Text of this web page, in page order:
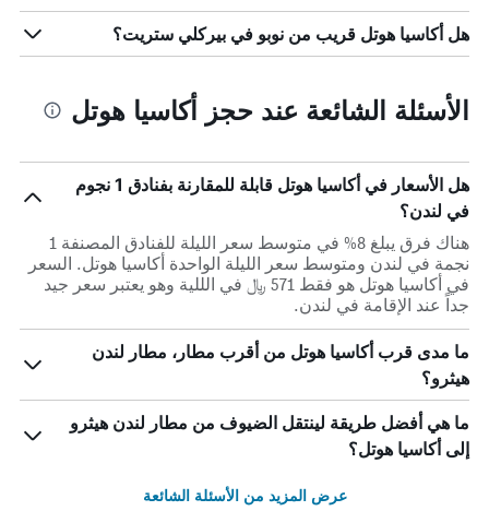
هل أكاسيا هوتل قريب من نوبو في بيركلي ستريت؟
الأسئلة الشائعة عند حجز أكاسيا هوتل
هل الأسعار في أكاسيا هوتل قابلة للمقارنة بفنادق 1 نجوم
في لندن؟
هناك فرق يبلغ 8% في متوسط ​​سعر الليلة للفنادق المصنفة 1
نجمة في لندن ومتوسط ​​سعر الليلة الواحدة أكاسيا هوتل. السعر
في أكاسيا هوتل هو فقط 571 ﷼ في الللية وهو يعتبر سعر جيد
جداً عند الإقامة في لندن.
ما مدى قرب أكاسيا هوتل من أقرب مطار، مطار لندن
هيثرو؟
ما هي أفضل طريقة لينتقل الضيوف من مطار لندن هيثرو
إلى أكاسيا هوتل؟
عرض المزيد من الأسئلة الشائعة